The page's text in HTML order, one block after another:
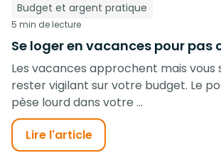
Budget et argent pratique
5 min de lecture
Se loger en vacances pour pas
Les vacances approchent mais vous
rester vigilant sur votre budget. Le
pèse lourd dans votre ...
Lire l'article